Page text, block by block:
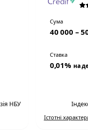
НБУ
Сума
40 000 –
Ставка
0,01% на
Істотні